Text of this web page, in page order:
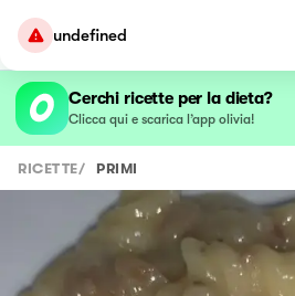
undefined
Cerchi ricette per la dieta?
Clicca qui e scarica l’app olivia!
RICETTE/ PRIMI